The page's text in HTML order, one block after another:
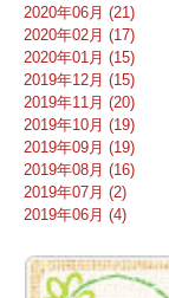
2020年06月 (21)
2020年02月 (17)
2020年01月 (15)
2019年12月 (15)
2019年11月 (20)
2019年10月 (19)
2019年09月 (19)
2019年08月 (16)
2019年07月 (2)
2019年06月 (4)